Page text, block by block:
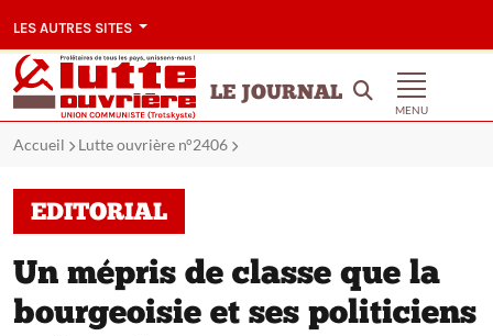
LES AUTRES SITES
LE JOURNAL
MENU
Accueil Lutte ouvrière n°2406
EDITORIAL
Un mépris de classe que la
bourgeoisie et ses politiciens